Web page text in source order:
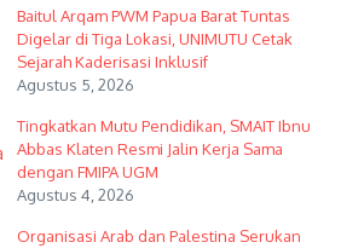
Baitul Arqam PWM Papua Barat Tuntas
Digelar di Tiga Lokasi, UNIMUTU Cetak
Sejarah Kaderisasi Inklusif
Agustus 5, 2026
Tingkatkan Mutu Pendidikan, SMAIT Ibnu
Abbas Klaten Resmi Jalin Kerja Sama
dengan FMIPA UGM
Agustus 4, 2026
Organisasi Arab dan Palestina Serukan